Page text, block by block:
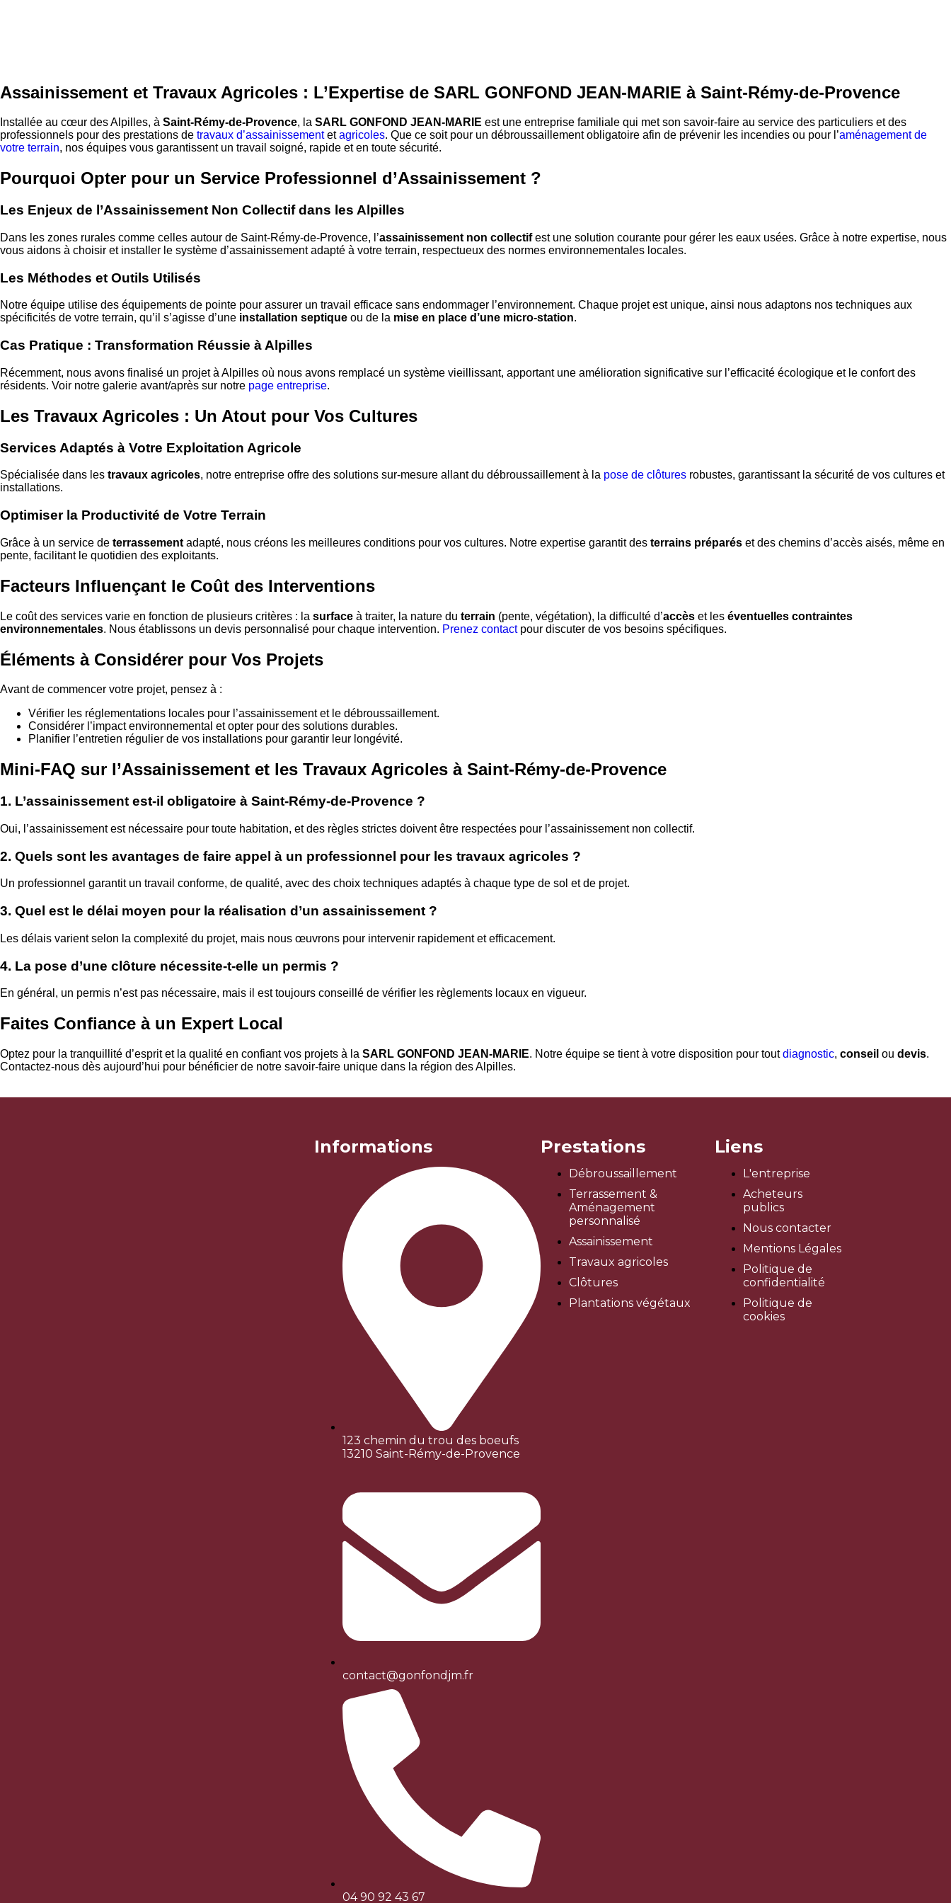
Assainissement et Travaux Agricoles : L’Expertise de SARL GONFOND JEAN-MARIE à Saint-Rémy-de-Provence
Installée au cœur des Alpilles, à Saint-Rémy-de-Provence, la SARL GONFOND JEAN-MARIE est une entreprise familiale qui met son savoir-faire au service des particuliers et des
professionnels pour des prestations de travaux d’assainissementetagricoles. Que ce soit pour un débroussaillement obligatoire afin de prévenir les incendies ou pour l’aménagement de
votre terrain, nos équipes vous garantissent un travail soigné, rapide et en toute sécurité.
Pourquoi Opter pour un Service Professionnel d’Assainissement ?
Les Enjeux de l’Assainissement Non Collectif dans les Alpilles
Dans les zones rurales comme celles autour de Saint-Rémy-de-Provence, l’assainissement non collectifest une solution courante pour gérer les eaux usées. Grâce à notre expertise, nous
vous aidons à choisir et installer le système d’assainissement adapté à votre terrain, respectueux des normes environnementales locales.
Les Méthodes et Outils Utilisés
Notre équipe utilise des équipements de pointe pour assurer un travail efficace sans endommager l’environnement. Chaque projet est unique, ainsi nous adaptons nos techniques aux
spécificités de votre terrain, qu’il s’agisse d’une installation septique ou de la mise en place d’une micro-station.
Cas Pratique : Transformation Réussie à Alpilles
Récemment, nous avons finalisé un projet à Alpilles où nous avons remplacé un système vieillissant, apportant une amélioration significative sur l’efficacité écologique et le confort des
résidents. Voir notre galerie avant/après sur notre page entreprise.
Les Travaux Agricoles : Un Atout pour Vos Cultures
Services Adaptés à Votre Exploitation Agricole
Spécialisée dans les travaux agricoles, notre entreprise offre des solutions sur-mesure allant du débroussaillement à la pose de clôtures robustes, garantissant la sécurité de vos cultures et
installations.
Optimiser la Productivité de Votre Terrain
Grâce à un service de terrassement adapté, nous créons les meilleures conditions pour vos cultures. Notre expertise garantit des terrains préparés et des chemins d’accès aisés, même en
pente, facilitant le quotidien des exploitants.
Facteurs Influençant le Coût des Interventions
Le coût des services varie en fonction de plusieurs critères : la surface à traiter, la nature du terrain (pente, végétation), la difficulté d’accès et les éventuelles contraintes
environnementales. Nous établissons un devis personnalisé pour chaque intervention. Prenez contactpour discuter de vos besoins spécifiques.
Éléments à Considérer pour Vos Projets
Avant de commencer votre projet, pensez à :
Vérifier les réglementations locales pour l’assainissement et le débroussaillement.
Considérer l’impact environnemental et opter pour des solutions durables.
Planifier l’entretien régulier de vos installations pour garantir leur longévité.
Mini-FAQ sur l’Assainissement et les Travaux Agricoles à Saint-Rémy-de-Provence
1. L’assainissement est-il obligatoire à Saint-Rémy-de-Provence ?
Oui, l’assainissement est nécessaire pour toute habitation, et des règles strictes doivent être respectées pour l’assainissement non collectif.
2. Quels sont les avantages de faire appel à un professionnel pour les travaux agricoles ?
Un professionnel garantit un travail conforme, de qualité, avec des choix techniques adaptés à chaque type de sol et de projet.
3. Quel est le délai moyen pour la réalisation d’un assainissement ?
Les délais varient selon la complexité du projet, mais nous œuvrons pour intervenir rapidement et efficacement.
4. La pose d’une clôture nécessite-t-elle un permis ?
En général, un permis n’est pas nécessaire, mais il est toujours conseillé de vérifier les règlements locaux en vigueur.
Faites Confiance à un Expert Local
Optez pour la tranquillité d’esprit et la qualité en confiant vos projets à la SARL GONFOND JEAN-MARIE. Notre équipe se tient à votre disposition pour toutdiagnostic, conseil ou devis.
Contactez-nous dès aujourd’hui pour bénéficier de notre savoir-faire unique dans la région des Alpilles.
Informations
123 chemin du trou des boeufs
13210 Saint-Rémy-de-Provence
contact@gonfondjm.fr
04 90 92 43 67
Prestations
Débroussaillement
Terrassement &
Aménagement
personnalisé
Assainissement
Travaux agricoles
Clôtures
Plantations végétaux
Liens
L'entreprise
Acheteurs
publics
Nous contacter
Mentions Légales
Politique de
confidentialité
Politique de
cookies